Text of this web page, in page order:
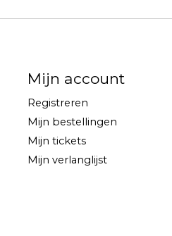
Mijn account
Registreren
Mijn bestellingen
Mijn tickets
Mijn verlanglijst